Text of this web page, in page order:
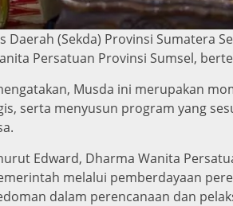
Daerah (Sekda) Provinsi
Persatuan Provinsi Sumsel,
Musda ini merupakan
serta menyusun program yang
Edward, Dharma Wanita
melalui pemberdayaan
dalam perencanaan dan